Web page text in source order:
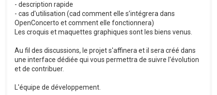
- description rapide
- cas d'utilisation (cad comment elle s’intégrera dans
OpenConcerto et comment elle fonctionnera)
Les croquis et maquettes graphiques sont les biens venus.
Au fil des discussions, le projet s'affinera et il sera créé dans
une interface dédiée qui vous permettra de suivre l'évolution
et de contribuer.
L'équipe de développement.